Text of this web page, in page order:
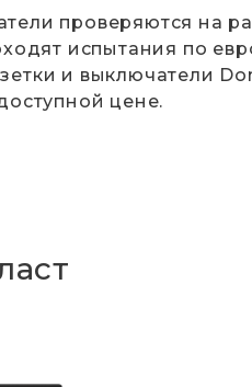
проверяются на
испытания по
и выключатели
цене.